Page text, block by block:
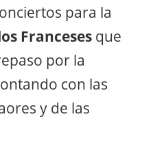
para la
Franceses que
por la
con las
y de las